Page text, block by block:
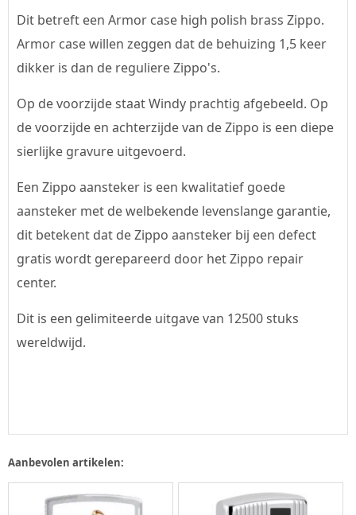
Dit betreft een Armor case high polish brass Zippo.
Armor case willen zeggen dat de behuizing 1,5 keer
dikker is dan de reguliere Zippo's.
Op de voorzijde staat Windy prachtig afgebeeld. Op
de voorzijde en achterzijde van de Zippo is een diepe
sierlijke gravure uitgevoerd.
Een Zippo aansteker is een kwalitatief goede
aansteker met de welbekende levenslange garantie,
dit betekent dat de Zippo aansteker bij een defect
gratis wordt gerepareerd door het Zippo repair
center.
Dit is een gelimiteerde uitgave van 12500 stuks
wereldwijd.
Aanbevolen artikelen: